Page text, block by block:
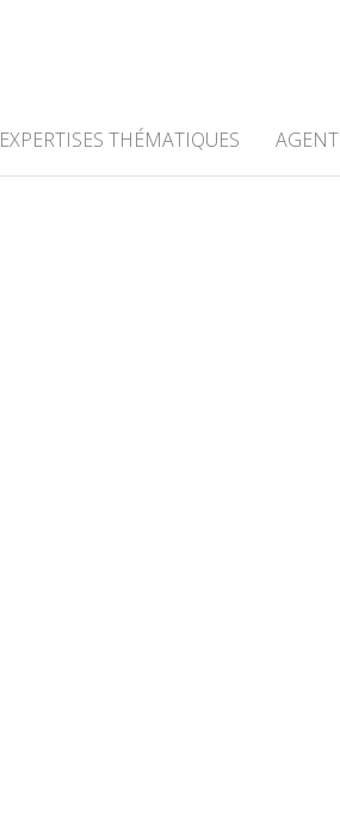
EXPERTISES THÉMATIQUES AGENT